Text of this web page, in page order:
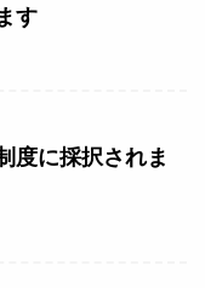
す
度に採択されま